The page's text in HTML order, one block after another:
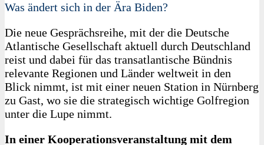
Was ändert sich in der Ära Biden?
Die neue Gesprächsreihe, mit der die Deutsche
Atlantische Gesellschaft aktuell durch Deutschland
reist und dabei für das transatlantische Bündnis
relevante Regionen und Länder weltweit in den
Blick nimmt, ist mit einer neuen Station in Nürnberg
zu Gast, wo sie die strategisch wichtige Golfregion
unter die Lupe nimmt.
In einer Kooperationsveranstaltung mit dem